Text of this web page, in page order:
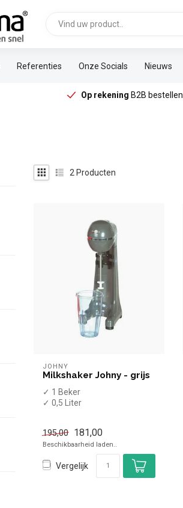
Referenties Onze Socials Nieuws
Op rekening B2B bestellen
2 Producten
JOHNY
Milkshaker Johny - grijs
✓ 1 Beker
✓ 0,5 Liter
195,00 181,00
Beschikbaarheid laden..
Vergelijk